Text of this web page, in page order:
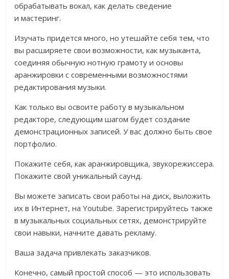
обрабатывать вокал, как делать сведение
и мастеринг.
Изучать придется много, но утешайте себя тем, что
вы расширяете свои возможности, как музыканта,
соединяя обычную нотную грамоту и основы
аранжировки с современными возможностями
редактирования музыки.
Как только вы освоите работу в музыкальном
редакторе, следующим шагом будет создание
демонстрационных записей. У вас должно быть свое
портфолио.
Покажите себя, как аранжировщика, звукорежиссера.
Покажите свой уникальный саунд.
Вы можете записать свои работы на диск, выложить
их в Интернет, на Youtube. Зарегистрируйтесь также
в музыкальных социальных сетях, демонстрируйте
свои навыки, начните давать рекламу.
Ваша задача привлекать заказчиков.
Конечно, самый простой способ — это использовать